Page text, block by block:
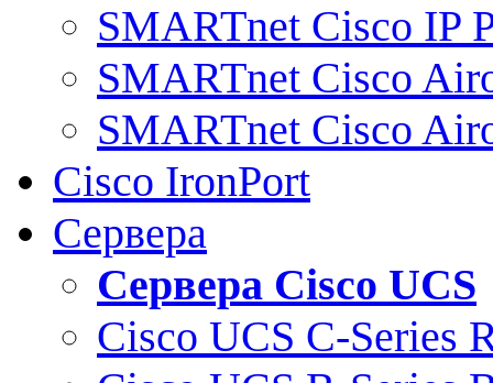
SMARTnet Cisco IP
SMARTnet Cisco
SMARTnet Cisco
Cisco IronPort
Сервера
Сервера Cisco UCS
Cisco UCS C-Series